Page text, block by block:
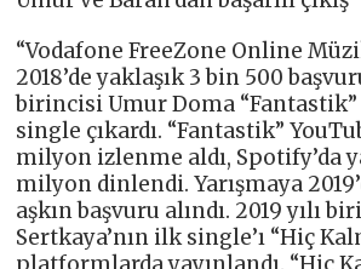
“Vodafone FreeZone Online
2018’de yaklaşık 3 bin 500
birincisi Umur Doma “Fantastik”
single çıkardı. “Fantastik”
milyon izlenme aldı, Spotify’da
milyon dinlendi. Yarışmaya
aşkın başvuru alındı. 2019 yılı
Sertkaya’nın ilk single’ı “Hiç